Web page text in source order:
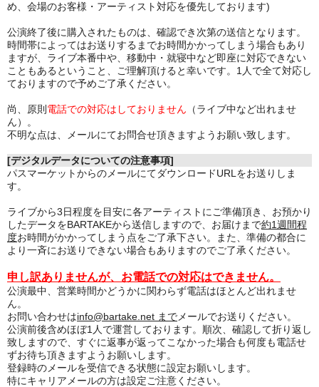
め、会場のお客様・アーティスト対応を優先しております)
公演終了後に購入されたものは、確認でき次第の送信となります。
時間帯によってはお送りするまでお時間かかってしまう場合もあり
ますが、ライブ本番中や、移動中・就寝中など即座に対応できない
こともあるということ、ご理解頂けると幸いです。1人で全て対応し
ておりますので予めご了承ください。
尚、原則 電話での対応はしておりません （ライブ中など出れませ
ん）。
不明な点は、メールにてお問合せ頂きますようお願い致します。
[デジタルデータについての注意事項]
パスマーケットからのメールにてダウンロードURLをお送りしま
す。
ライブから3日程度を目安に各アーティストにご準備頂き、お預かり
したデータをBARTAKEから送信しますので、お届けまで約1週間程
度お時間がかかってしまう点をご了承下さい。また、準備の都合に
より一斉にお送りできない場合もありますのでご了承ください。
申し訳ありませんが、お電話での対応はできません。
公演最中、営業時間かどうかに関わらず電話はほとんど出れませ
ん。
お問い合わせはinfo@bartake.net まで メールでお送りください。
公演前後含めほぼ1人で運営しております。順次、確認して折り返し
致しますので、すぐに返事が返ってこなかった場合も何度も電話せ
ずお待ち頂きますようお願いします。
登録時のメールを受信できる状態に設定お願いします。
特にキャリアメールの方は設定ご注意ください。